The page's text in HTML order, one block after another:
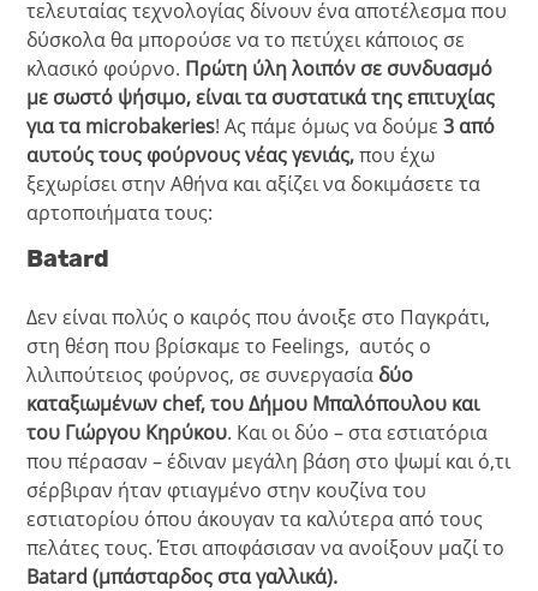
τελευταίας τεχνολογίας δίνουν ένα αποτέλεσμα που
δύσκολα θα μπορούσε να το πετύχει κάποιος σε
κλασικό φούρνο. Πρώτη ύλη λοιπόν σε συνδυασμό
με σωστό ψήσιμο, είναι τα συστατικά της επιτυχίας
για τα microbakeries! Ας πάμε όμως να δούμε3 από
αυτούς τους φούρνους νέας γενιάς,που έχω
ξεχωρίσει στην Αθήνα και αξίζει να δοκιμάσετε τα
αρτοποιήματα τους:
Batard
Δεν είναι πολύς ο καιρός που άνοιξε στο Παγκράτι,
στη θέση που βρίσκαμε το Feelings, αυτός ο
λιλιπούτειος φούρνος, σε συνεργασία δύο
καταξιωμένων chef, του Δήμου Μπαλόπουλου και
του Γιώργου Κηρύκου. Και οι δύο – στα εστιατόρια
που πέρασαν – έδιναν μεγάλη βάση στο ψωμί και ό,τι
σέρβιραν ήταν φτιαγμένο στην κουζίνα του
εστιατορίου όπου άκουγαν τα καλύτερα από τους
πελάτες τους. Έτσι αποφάσισαν να ανοίξουν μαζί το
Batard (μπάσταρδος στα γαλλικά).